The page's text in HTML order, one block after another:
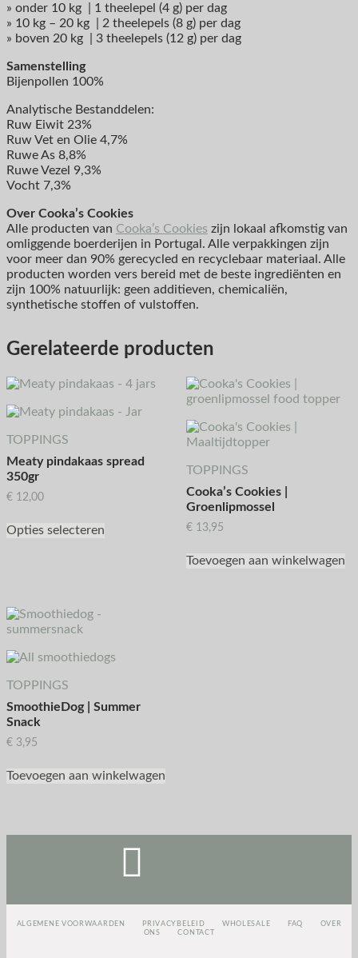
» onder 10 kg | 1 theelepel (4 g) per dag
» 10 kg – 20 kg | 2 theelepels (8 g) per dag
» boven 20 kg | 3 theelepels (12 g) per dag
Samenstelling
Bijenpollen 100%
Analytische Bestanddelen:
Ruw Eiwit 23%
Ruw Vet en Olie 4,7%
Ruwe As 8,8%
Ruwe Vezel 9,3%
Vocht 7,3%
Over Cooka’s Cookies
Alle producten van Cooka’s Cookies zijn lokaal afkomstig van
omliggende boerderijen in Portugal. Alle verpakkingen zijn
voor meer dan 90% gerecycled en recyclebaar materiaal. Alle
producten worden vers bereid met de beste ingrediënten en
zijn 100% natuurlijk: geen additieven, chemicaliën,
synthetische stoffen of vulstoffen.
Gerelateerde producten
TOPPINGS
Meaty pindakaas spread
350gr
€ 12,00
Opties selecteren
TOPPINGS
Cooka’s Cookies |
Groenlipmossel
€13,95
Toevoegen aan winkelwagen
TOPPINGS
SmoothieDog | Summer
Snack
€ 3,95
Toevoegen aan winkelwagen
ALGEMENE VOORWAARDEN PRIVACYBELEID WHOLESALE FAQ
OVER
ONS
CONTACT